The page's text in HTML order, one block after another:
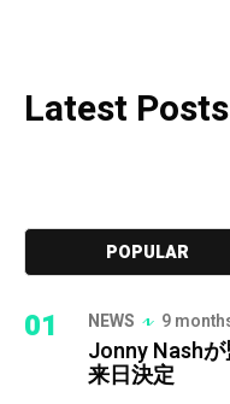
Latest Posts
POPULAR
01 NEWS 9
Jonny Nash
来日決定